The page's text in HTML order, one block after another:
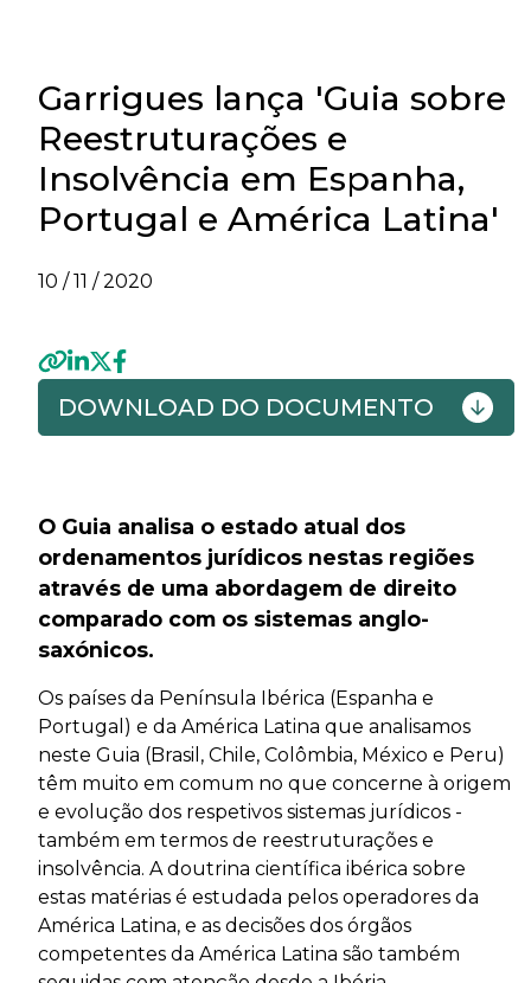
Garrigues lança 'Guia sobre
Reestruturações e
Insolvência em Espanha,
Portugal e América Latina'
10 / 11 / 2020
DOWNLOAD DO DOCUMENTO
O Guia analisa o estado atual dos
ordenamentos jurídicos nestas regiões
através de uma abordagem de direito
comparado com os sistemas anglo-
saxónicos.
Os países da Península Ibérica (Espanha e
Portugal) e da América Latina que analisamos
neste Guia (Brasil, Chile, Colômbia, México e Peru)
têm muito em comum no que concerne à origem
e evolução dos respetivos sistemas jurídicos -
também em termos de reestruturações e
insolvência. A doutrina científica ibérica sobre
estas matérias é estudada pelos operadores da
América Latina, e as decisões dos órgãos
competentes da América Latina são também